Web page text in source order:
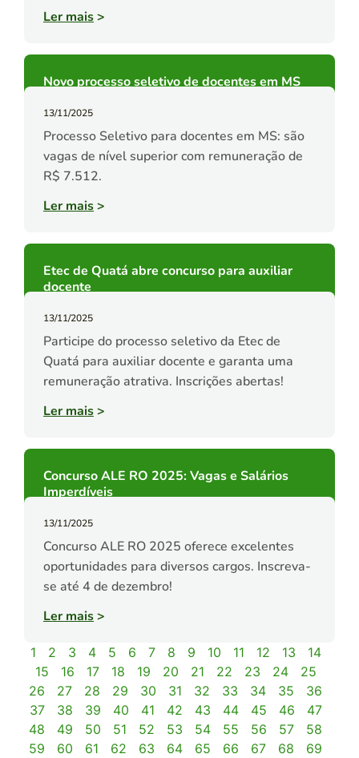
Ler mais>
Novo processo seletivo de docentes em MS
13/11/2025
Processo Seletivo para docentes em MS: são
vagas de nível superior com remuneração de
R$ 7.512.
Ler mais>
Etec de Quatá abre concurso para auxiliar
docente
13/11/2025
Participe do processo seletivo da Etec de
Quatá para auxiliar docente e garanta uma
remuneração atrativa. Inscrições abertas!
Ler mais>
Concurso ALE RO 2025: Vagas e Salários
Imperdíveis
13/11/2025
Concurso ALE RO 2025 oferece excelentes
oportunidades para diversos cargos. Inscreva-
se até 4 de dezembro!
Ler mais>
1 2 3 4 5 6 7 8 9 10 11 12 13
14
15
16 17 18 19 20 21 22 23 24
25
26
27 28 29 30 31 32 33 34 35
36
37
38 39 40 41 42 43 44 45 46
47
48
49 50 51 52 53 54 55 56 57
58
59
60 61 62 63 64 65 66 67 68
69